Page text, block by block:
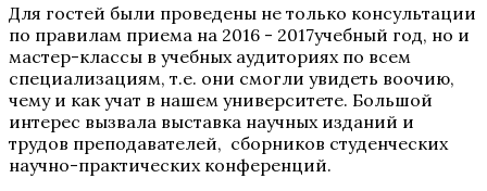
Для гостей были проведены не только консультации
по правилам приема на 2016 - 2017учебный год, но и
мастер-классы в учебных аудиториях по всем
специализациям, т.е. они смогли увидеть воочию,
чему и как учат в нашем университете. Большой
интерес вызвала выставка научных изданий и
трудов преподавателей, сборников студенческих
научно-практических конференций.